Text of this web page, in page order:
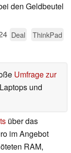
den Geldbeutel
Deal
ThinkPad
Umfrage zur
und
über das
im Angebot
RAM,